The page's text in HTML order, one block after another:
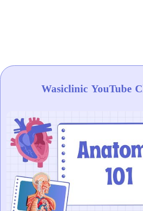
Wasiclinic YouTube